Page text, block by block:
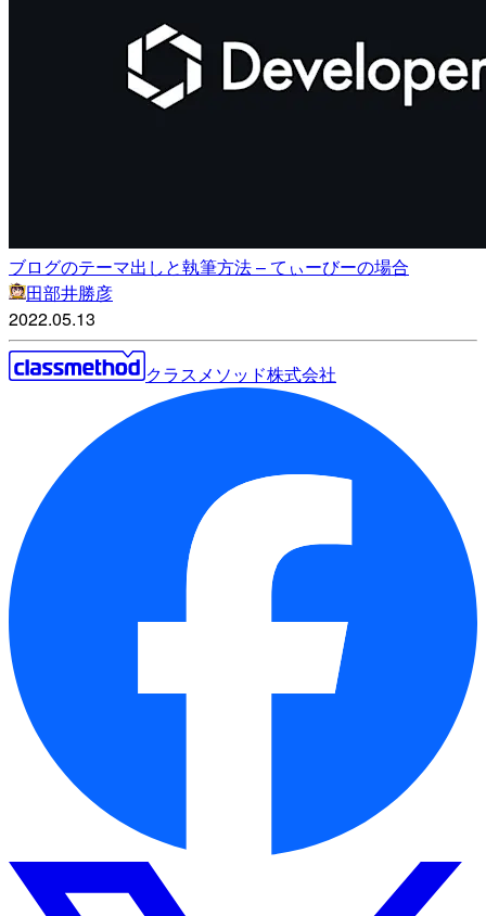
ブログのテーマ出しと執筆方法 – てぃーびーの場合
田部井勝彦
2022.05.13
クラスメソッド株式会社